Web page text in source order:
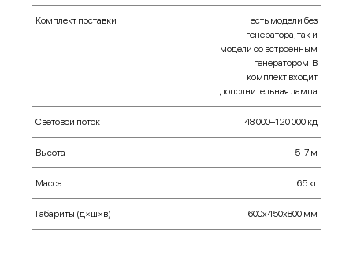
Комплект поставки
есть модели без
генератора, так и
модели со встроенным
генератором. В
комплект входит
дополнительная лампа
Световой поток 48 000–120 000 кд
Высота 5-7 м
Масса 65 кг
Габариты (д×ш×в) 600х450х800 мм